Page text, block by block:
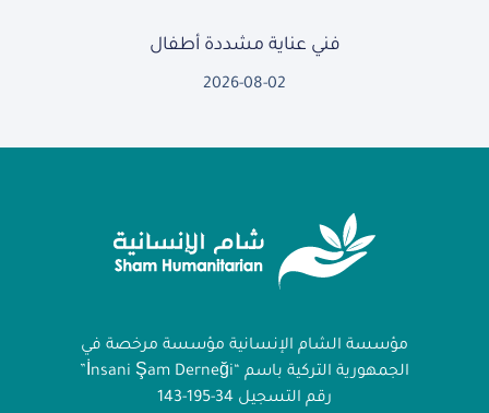
فني عناية مشددة أطفال
2026-08-02
مؤسسة الشام الإنسانية مؤسسة مرخصة في
الجمهورية التركية باسم “İnsani Şam Derneği”
رقم التسجيل 34-195-143